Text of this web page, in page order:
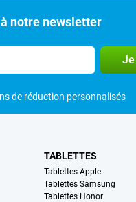
notre newsletter
de réduction personnalisés
TABLETTES
Tablettes Apple
Tablettes Samsung
Tablettes Honor